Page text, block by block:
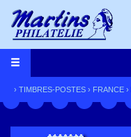
› TIMBRES-POSTES › FRANCE ›